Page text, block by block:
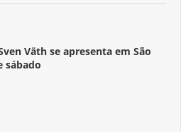
Väth se apresenta em São
sábado